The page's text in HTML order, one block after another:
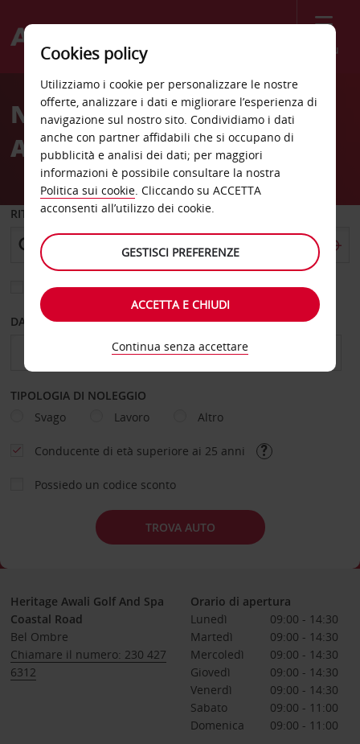
Menù
Welcome
AvisNoleggio auto Heritage
Awali Golf Spa
RITIRO DA
Scegli una località di riconsegna diversa
DAL GIORNO AL GIORNO
TIPOLOGIA DI NOLEGGIO
Svago
Lavoro Altro
Conducente di età superiore ai 25 anni
Possiedo un codice sconto
TROVA AUTO
Heritage Awali Golf And Spa
Coastal Road
Bel Ombre
Chiamare il numero: 230 427
6312
Orario di apertura
Lunedì
09:00 - 14:30
Martedì
09:00 - 14:30
Mercoledì
09:00 - 14:30
Giovedì
09:00 - 14:30
Venerdì
09:00 - 14:30
Sabato
09:00 - 11:00
Domenica
09:00 - 11:00
Cookies policy
Utilizziamo i cookie per personalizzare le nostre
offerte, analizzare i dati e migliorare l’esperienza di
navigazione sul nostro sito. Condividiamo i dati
anche con partner affidabili che si occupano di
pubblicità e analisi dei dati; per maggiori
informazioni è possibile consultare la nostra
Politica sui cookie. Cliccando su ACCETTA
acconsenti all’utilizzo dei cookie.
GESTISCI PREFERENZE
ACCETTA E CHIUDI
Continua senza accettare